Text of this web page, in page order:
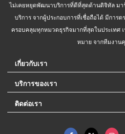
ไม่เคยหยุดพัฒนาบริการที่ดีที่สุดด้านดิจิทัล มา
บริการ จากผู้ประกอบการที่เชื่อถือได้ มีการ
ครอบคลุมทุกหมวดธุรกิจมากที่สุดในประเทศ
หมาย จากทีมงาน
เกี่ยวกับเรา
บริการของเรา
ติดต่อเรา